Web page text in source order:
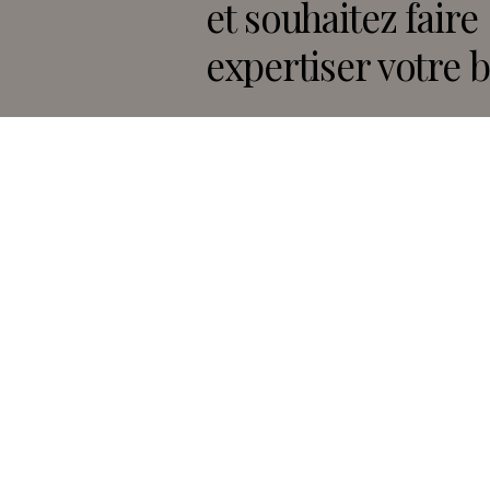
et souhaitez faire
expertiser votre